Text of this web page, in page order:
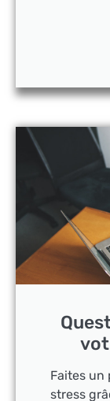
Faites un
stress